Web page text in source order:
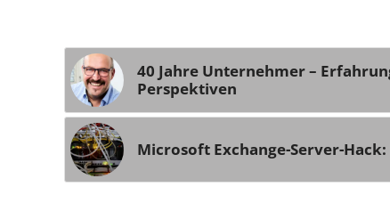
40 Jahre Unternehmer –
Perspektiven
Microsoft Exchange-Server-